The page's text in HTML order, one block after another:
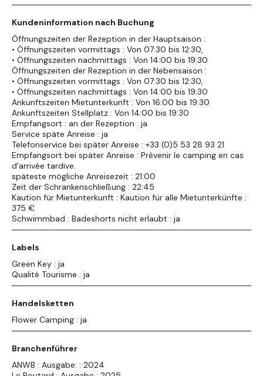
Kundeninformation nach Buchung
Öffnungszeiten der Rezeption in der Hauptsaison :
• Öffnungszeiten vormittags : Von 07:30 bis 12:30,
• Öffnungszeiten nachmittags : Von 14:00 bis 19:30
Öffnungszeiten der Rezeption in der Nebensaison :
• Öffnungszeiten vormittags : Von 07:30 bis 12:30,
• Öffnungszeiten nachmittags : Von 14:00 bis 19:30
Ankunftszeiten Mietunterkunft : Von 16:00 bis 19:30
Ankunftszeiten Stellplatz : Von 14:00 bis 19:30
Empfangsort : an der Rezeption : ja
Service späte Anreise : ja
Telefonservice bei später Anreise : +33 (0)5 53 28 93 21
Empfangsort bei später Anreise : Prévenir le camping en cas
d'arrivée tardive.
späteste mögliche Anreisezeit : 21:00
Zeit der Schrankenschließung : 22:45
Kaution für Mietunterkunft : Kaution für alle Mietunterkünfte :
375 €
Schwimmbad : Badeshorts nicht erlaubt : ja
Labels
Green Key : ja
Qualité Tourisme : ja
Handelsketten
Flower Camping : ja
Branchenführer
ANWB : Ausgabe: : 2024